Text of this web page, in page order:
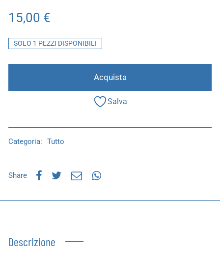
15,00 €
SOLO 1 PEZZI DISPONIBILI
Acquista
Salva
Categoria: Tutto
Share
Descrizione